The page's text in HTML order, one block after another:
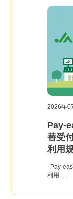
2026年
Pay-
替受
利用
Pay-
利用…